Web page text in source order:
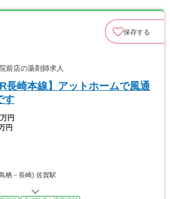
保存する
前店の薬剤師求人
長崎本線】アットホームで風通
す
円
円
栖－長崎) 佐賀駅